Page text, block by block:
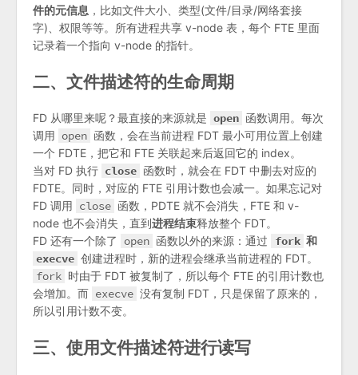
件的元信息 ，比如文件大小、类型(文件/目录/网络套接
字)、权限等等。所有进程共享 v-node 表，每个 FTE 里面
记录着一个指向 v-node 的指针。
二、文件描述符的生命周期
FD 从哪里来呢？最直接的来源就是 open 函数调用。每次
调用 open 函数，会在当前进程 FDT 最小可用位置上创建
一个 FDTE，把它和 FTE 关联起来后返回它的 index。
当对 FD 执行 close 函数时，就会在 FDT 中删去对应的
FDTE。同时，对应的 FTE 引用计数也会减一。如果忘记对
FD 调用 close 函数，PDTE 就不会消失，FTE 和 v-
node 也不会消失，直到进程结束释放整个 FDT。
FD 还有一个除了
open 函数以外的来源：通过 fork 和
execve 创建进程时，新的进程会继承当前进程的 FDT。
fork 时由于 FDT 被复制了，所以每个 FTE 的引用计数也
会增加。而 execve 没有复制 FDT，只是保留了原来的，
所以引用计数不变。
三、使用文件描述符进行读写